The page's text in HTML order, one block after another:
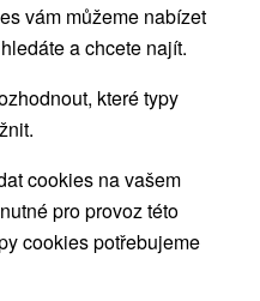
kde se nacházejí
atrakcemi, kde si
vám můžeme nabízet
a chcete najít.
které typy
cookies na vašem
pro provoz této
cookies potřebujeme